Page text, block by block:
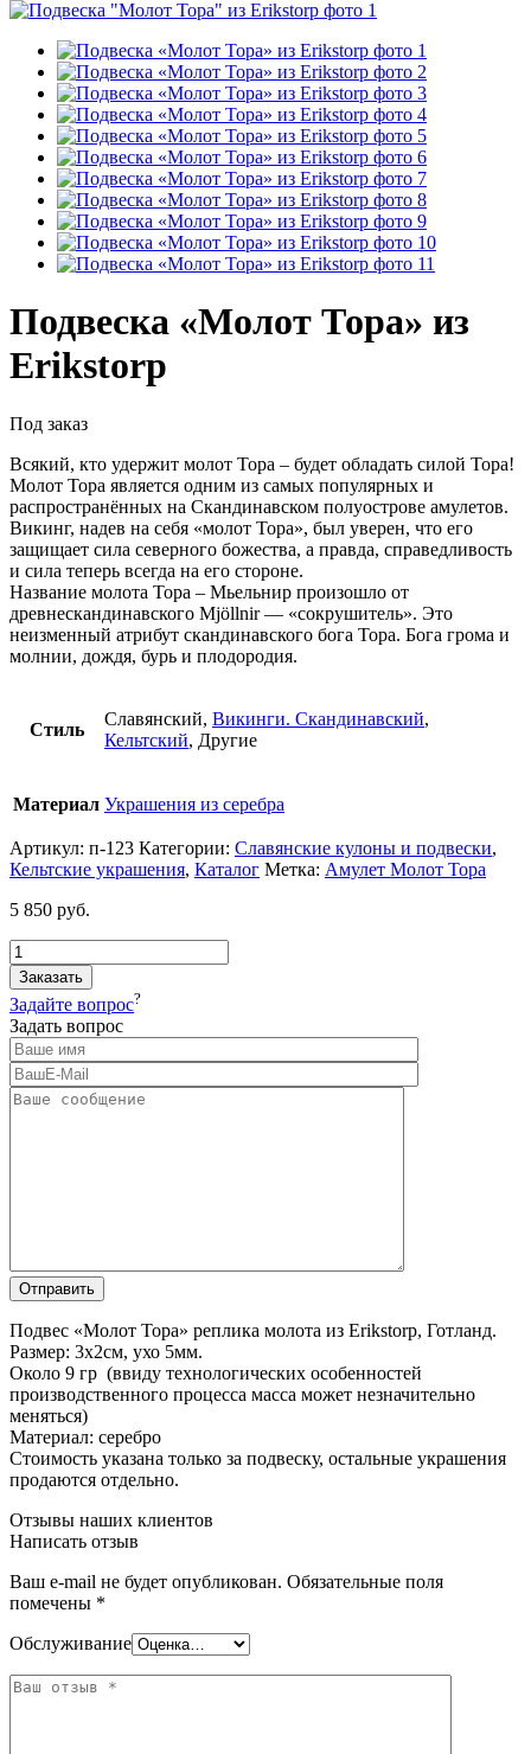
Подвеска «Молот Тора» из
Erikstorp
Под заказ
Всякий, кто удержит молот Тора – будет обладать силой Тора!
Молот Тора является одним из самых популярных и
распространённых на Скандинавском полуострове амулетов.
Викинг, надев на себя «молот Тора», был уверен, что его
защищает сила северного божества, а правда, справедливость
и сила теперь всегда на его стороне.
Название молота Тора – Мьельнир произошло от
древнескандинавского Mjöllnir — «сокрушитель». Это
неизменный атрибут скандинавского бога Тора. Бога грома и
молнии, дождя, бурь и плодородия.
Стиль
Славянский, Викинги. Скандинавский,
Кельтский, Другие
Материал Украшения из серебра
Артикул: п-123 Категории: Славянские кулоны и подвески,
Кельтские украшения, Каталог Метка: Амулет Молот Тора
5 850 руб.
Заказать
Задайте вопрос?
Задать вопрос
Подвес «Молот Тора» реплика молота из Erikstorp, Готланд.
Размер: 3х2см, ухо 5мм.
Около 9 гр (ввиду технологических особенностей
производственного процесса масса может незначительно
меняться)
Материал: серебро
Стоимость указана только за подвеску, остальные украшения
продаются отдельно.
Отзывы наших клиентов
Написать отзыв
Ваш e-mail не будет опубликован. Обязательные поля
помечены *
Обслуживание